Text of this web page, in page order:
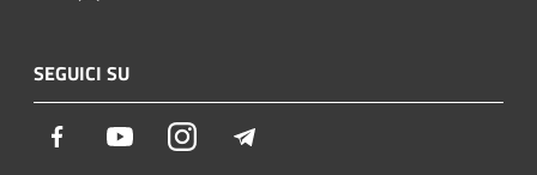
SEGUICI SU
Facebook YoutubeInstagram